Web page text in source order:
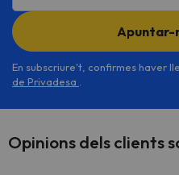
Apuntar-
En subscriure't, confirmes haver
de Privadesa
Opinions dels clients